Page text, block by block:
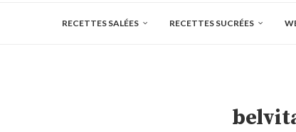
RECETTES SALÉES RECETTES SUCRÉES